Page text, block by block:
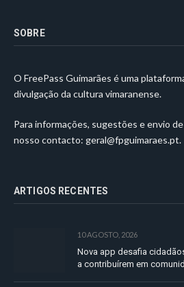
SOBRE
O FreePass Guimarães é uma
divulgação da cultura vimaranense.
Para informações, sugestões e envio
nosso contacto: geral@fpguimaraes.pt.
ARTIGOS RECENTES
10 AGOSTO, 2026
Nova app desafia
a contribuírem em